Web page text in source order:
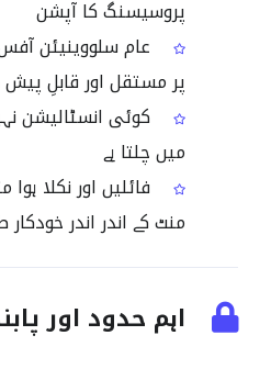
پروسیسنگ کا آپشن
عام سلووینیئن
پر مستقل اور قابلِ پیش
کوئی انسٹالیشن
میں چلتا ہے
منٹ کے اندر اندر
اہم حدود اور